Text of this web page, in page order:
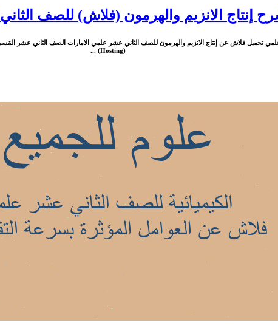
إنتاج الانزيم والهرمون (فلاش) للصف
تحميل فلاش عن إنتاج الانزيم والهرمون للصف الثاني عشر علمي الامارات الصف الثاني عشر
(Hosting) ...